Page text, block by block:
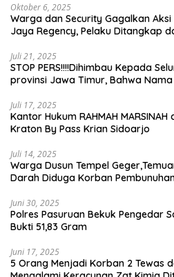
Oktober 6, 2025
Warga dan Security Gagalkan
Jaya Regency, Pelaku Ditangkap
Juli 21, 2025
STOP PERS!!!!Dihimbau Kepada
provinsi Jawa Timur, Bahwa
Juli 17, 2025
Kantor Hukum RAHMAH MARSINAH
Kraton By Pass Krian Sidoarjo
Juli 14, 2025
Warga Dusun Tempel
Darah Diduga Korban
Juni 30, 2025
Polres Pasuruan Bekuk Pengedar
Bukti 51,83 Gram
Juni 17, 2025
5 Orang Menjadi Korban 2 Tewas